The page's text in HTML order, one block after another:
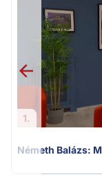
1.
Németh Balázs: